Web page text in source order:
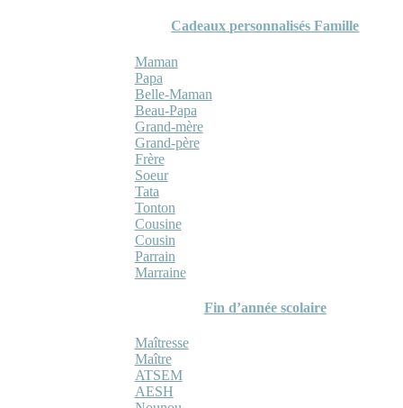
Cadeaux personnalisés Famille
Maman
Papa
Belle-Maman
Beau-Papa
Grand-mère
Grand-père
Frère
Soeur
Tata
Tonton
Cousine
Cousin
Parrain
Marraine
Fin d’année scolaire
Maîtresse
Maître
ATSEM
AESH